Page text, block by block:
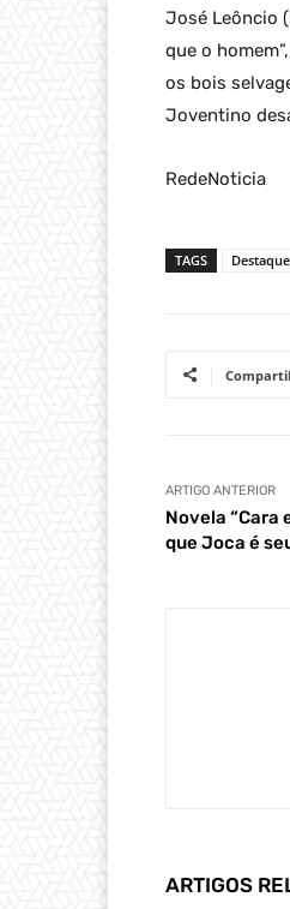
José Leôncio
que o
os bois
Joventino
RedeNoticia
TAGS Destaque
ARTIGO ANTERIOR
Novela “Cara
que Joca é
ARTIGOS